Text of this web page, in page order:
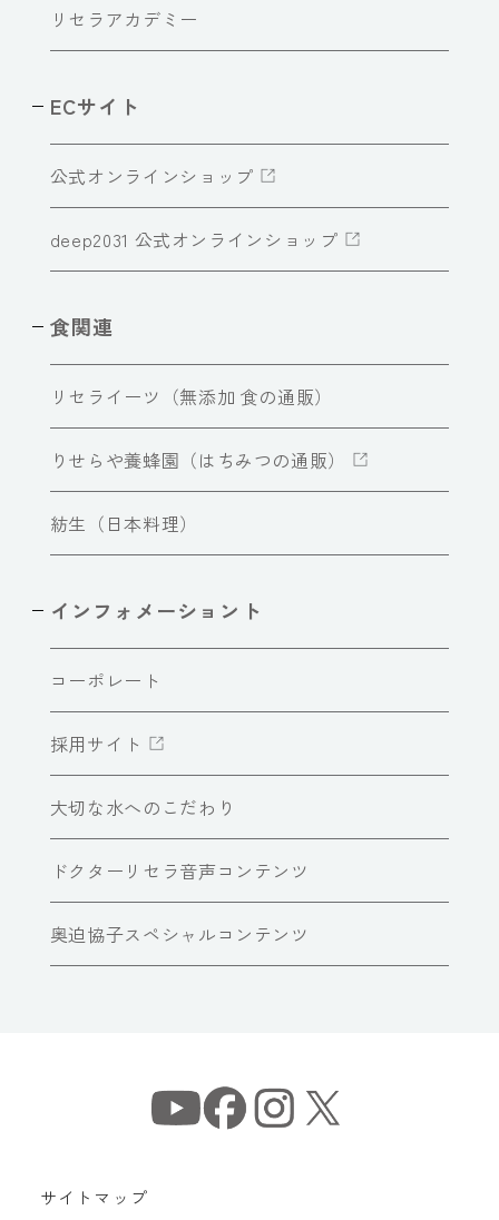
リセラアカデミー
ECサイト
公式オンラインショップ
deep2031 公式オンラインショップ
食関連
リセライーツ（無添加 食の通販）
りせらや養蜂園（はちみつの通販）
紡生（日本料理）
インフォメーショント
コーポレート
採用サイト
大切な水へのこだわり
ドクターリセラ音声コンテンツ
奥迫協子スペシャルコンテンツ
サイトマップ